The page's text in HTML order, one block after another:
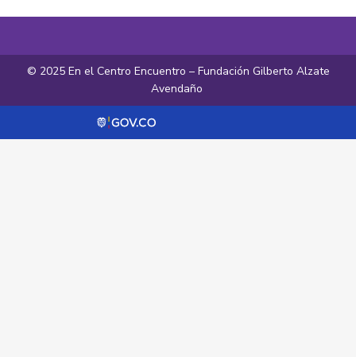
© 2025 En el Centro Encuentro – Fundación Gilberto Alzate
Avendaño